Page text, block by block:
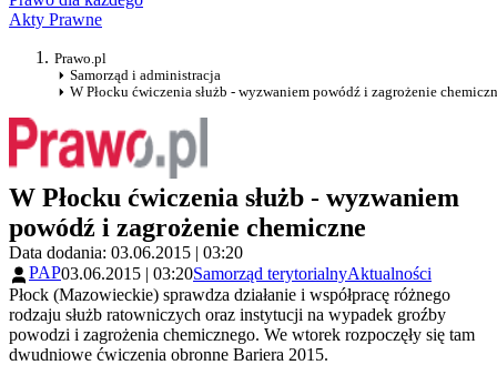
Akty Prawne
Prawo.pl
Samorząd i administracja
W Płocku ćwiczenia służb - wyzwaniem powódź i zagrożenie
W Płocku ćwiczenia służb - wyzwaniem
powódź i zagrożenie chemiczne
Data dodania: 03.06.2015 | 03:20
PAP03.06.2015 | 03:20Samorząd terytorialnyAktualności
Płock (Mazowieckie) sprawdza działanie i współpracę różnego
rodzaju służb ratowniczych oraz instytucji na wypadek groźby
powodzi i zagrożenia chemicznego. We wtorek rozpoczęły się tam
dwudniowe ćwiczenia obronne Bariera 2015.